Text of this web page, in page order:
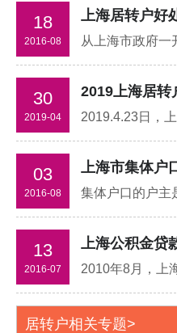
18
2016-08
上海居转户好
30
2019-04
03
2016-08
上海市集体户
13
2016-07
居转户相关专题>